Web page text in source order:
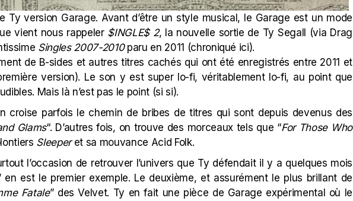
Ty version Garage. Avant d’être un style musical, le Garage est un mode
vient nous rappeler $INGLE$ 2, la nouvelle sortie de Ty Segall (via Drag
Singles 2007-2010paru en 2011 (chroniqué ici).
de B-sides et autres titres cachés qui ont été enregistrés entre 2011 et
version). Le son y est super lo-fi, véritablement lo-fi, au point que
Mais là n’est pas le point (si si).
croise parfois le chemin de bribes de titres qui sont depuis devenus des
Glams“. D’autres fois, on trouve des morceaux tels que “For Those Who
Sleeperet sa mouvance Acid Folk.
l’occasion de retrouver l’univers que Ty défendait il y a quelques mois
en est le premier exemple. Le deuxième, et assurément le plus brillant de
Fatale” des Velvet. Ty en fait une pièce de Garage expérimental où le